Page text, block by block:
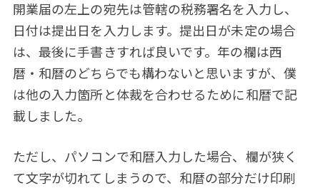
開業届の左上の宛先は管轄の税務署名を入力し、
日付は提出日を入力します。提出日が未定の場合
は、最後に手書きすれば良いです。年の欄は西
暦・和暦のどちらでも構わないと思いますが、僕
は他の入力箇所と体裁を合わせるために和暦で記
載しました。
ただし、パソコンで和暦入力した場合、欄が狭く
て文字が切れてしまうので、和暦の部分だけ印刷